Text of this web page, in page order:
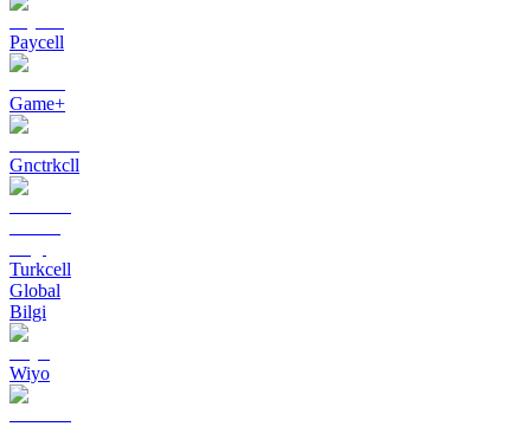
Paycell
Game+
Gnctrkcll
Turkcell
Global
Bilgi
Wiyo